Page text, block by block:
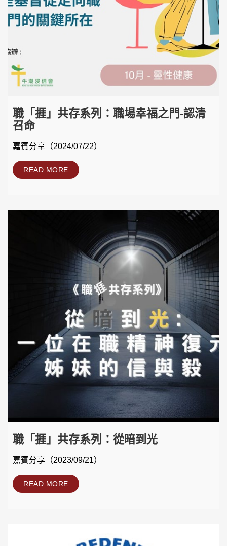
職「捱」共存系列：職場幸福之門-認清
召命
嘉賓分享（2024/07/22）
READ MORE
職「捱」共存系列：從暗到光
嘉賓分享（2023/09/21）
READ MORE